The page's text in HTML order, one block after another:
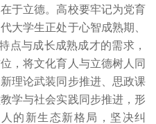
于立德。高校要牢记为党育
大学生正处于心智成熟期、
点与成长成熟成才的需求，
，将文化育人与立德树人同
理论武装同步推进、思政课
学与社会实践同步推进，形
的新生态新格局，坚决纠